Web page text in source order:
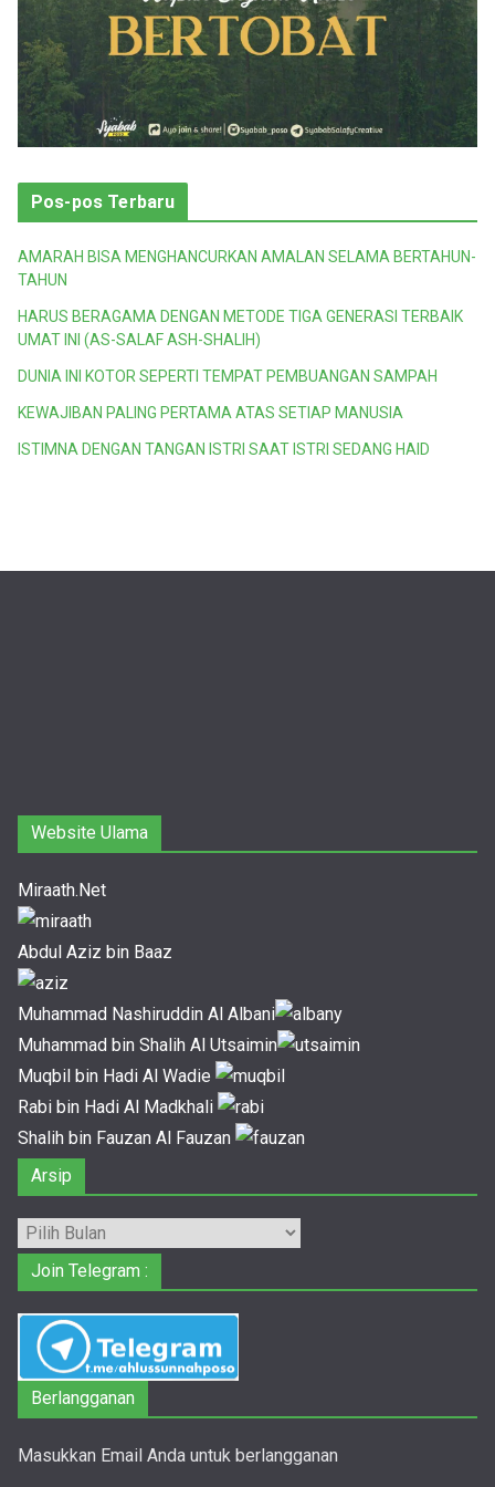
Pos-pos Terbaru
AMARAH BISA MENGHANCURKAN AMALAN SELAMA BERTAHUN-
TAHUN
HARUS BERAGAMA DENGAN METODE TIGA GENERASI TERBAIK
UMAT INI (AS-SALAF ASH-SHALIH)
DUNIA INI KOTOR SEPERTI TEMPAT PEMBUANGAN SAMPAH
KEWAJIBAN PALING PERTAMA ATAS SETIAP MANUSIA
ISTIMNA DENGAN TANGAN ISTRI SAAT ISTRI SEDANG HAID
Website Ulama
Miraath.Net
Abdul Aziz bin Baaz
Muhammad Nashiruddin Al Albani
Muhammad bin Shalih Al Utsaimin
Muqbil bin Hadi Al Wadie
Rabi bin Hadi Al Madkhali
Shalih bin Fauzan Al Fauzan
Arsip
Arsip
Join Telegram :
Berlangganan
Masukkan Email Anda untuk berlangganan